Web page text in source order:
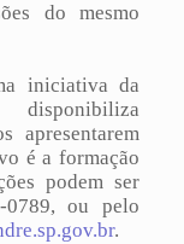
do mesmo
iniciativa da
apresentarem
é a formação
podem ser
0789, ou pelo
.